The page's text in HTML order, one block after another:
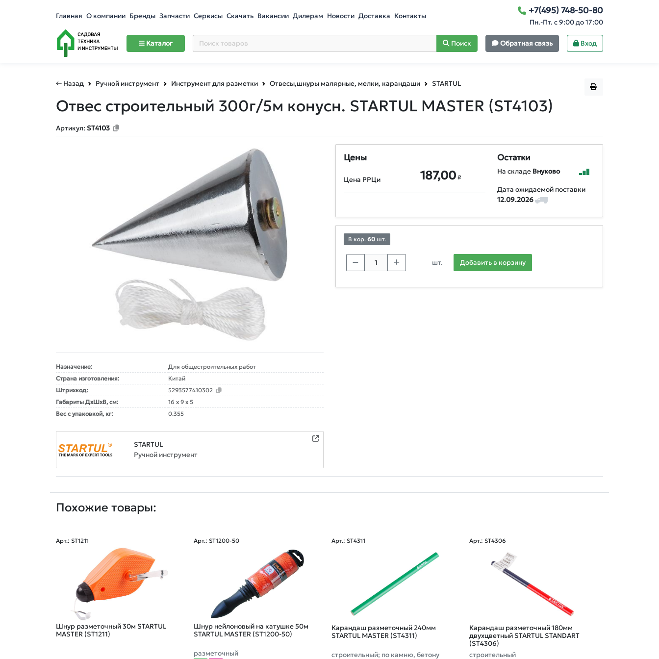
Главная О компании Бренды Запчасти Сервисы Скачать Вакансии Дилерам Новости Доставка Контакты +7(495) 748-50-80
Пн.-Пт. с 9:00 до 17:00
Каталог Поиск Обратная связь Вход
← Назад Ручной инструмент Инструмент для разметки Отвесы,шнуры малярные, мелки, карандаши STARTUL
Отвес строительный 300г/5м конусн. STARTUL MASTER (ST4103)
Артикул: ST4103
Назначение:
Для общестроительных работ
Страна изготовления:
Китай
Штрихкод:
5293577410302
Габариты ДxШxВ, см:
16 x 9 x 5
Вес с упаковкой, кг:
0.355
STARTUL
Ручной инструмент
Цены
Цена РРЦи 187,00 ₽
Остатки
На складе Внуково
Дата ожидаемой поставки
12.09.2026
В кор. 60 шт.
шт. Добавить в корзину
Похожие товары:
Арт.: ST1211
Шнур разметочный 30м STARTUL
MASTER (ST1211)
Арт.: ST1200-50
Шнур нейлоновый на катушке 50м
STARTUL MASTER (ST1200-50)
разметочный
Арт.: ST4311
Карандаш разметочный 240мм
STARTUL MASTER (ST4311)
строительный; по камню, бетону
Арт.: ST4306
Карандаш разметочный 180мм
двухцветный STARTUL STANDART
(ST4306)
строительный